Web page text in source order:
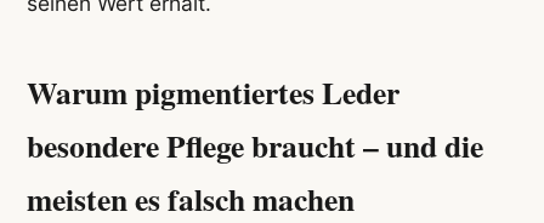
Warum pigmentiertes Leder
besondere Pflege braucht – und die
meisten es falsch machen